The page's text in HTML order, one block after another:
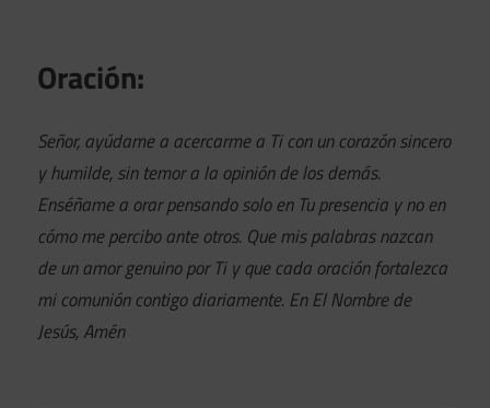
Oración:
Señor, ayúdame a acercarme a Ti con un corazón sincero
y humilde, sin temor a la opinión de los demás.
Enséñame a orar pensando solo en Tu presencia y no en
cómo me percibo ante otros. Que mis palabras nazcan
de un amor genuino por Ti y que cada oración fortalezca
mi comunión contigo diariamente. En El Nombre de
Jesús, Amén